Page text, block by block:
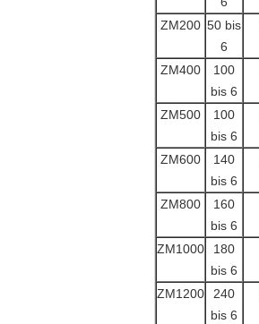
ZM200 50 bis
6
ZM400
100
bis 6
ZM500
100
bis 6
ZM600
140
bis 6
ZM800
160
bis 6
ZM1000
180
bis 6
ZM1200
240
bis 6